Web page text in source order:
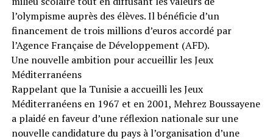
l’olympisme auprès des élèves. Il bénéficie d’un
financement de trois millions d’euros accordé par
l’Agence Française de Développement (AFD).
Une nouvelle ambition pour accueillir les Jeux
Méditerranéens
Rappelant que la Tunisie a accueilli les Jeux
Méditerranéens en 1967 et en 2001, Mehrez Boussayene
a plaidé en faveur d’une réflexion nationale sur une
nouvelle candidature du pays à l’organisation d’une